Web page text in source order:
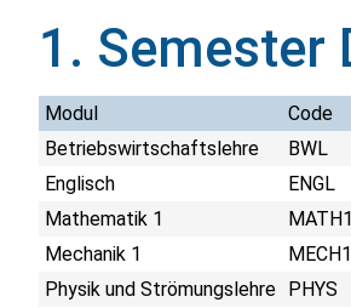
1. Semester
Modul Code
Betriebswirtschaftslehre
BWL
Englisch
ENGL
Mathematik 1
MATH1
Mechanik 1
MECH1
Physik und Strömungslehre PHYS